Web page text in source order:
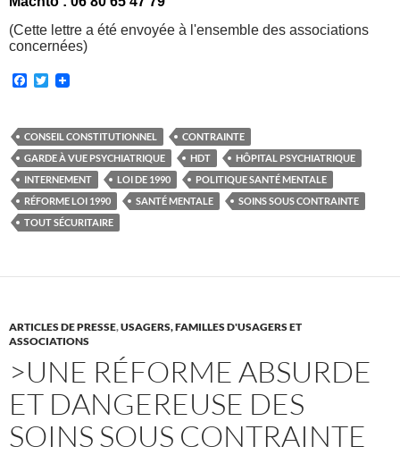
(Cette lettre a été envoyée à l'ensemble des associations
concernées)
F
b
o
o
k
T
t
e
r
CONSEIL CONSTITUTIONNEL
CONTRAINTE
GARDE À VUE PSYCHIATRIQUE
HDT
HÔPITAL PSYCHIATRIQUE
INTERNEMENT
LOI DE 1990
POLITIQUE SANTÉ MENTALE
RÉFORME LOI 1990
SANTÉ MENTALE
SOINS SOUS CONTRAINTE
TOUT SÉCURITAIRE
ARTICLES DE PRESSE,USAGERS, FAMILLES D'USAGERS ET
ASSOCIATIONS
>UNE RÉFORME ABSURDE
ET DANGEREUSE DES
SOINS SOUS CONTRAINTE